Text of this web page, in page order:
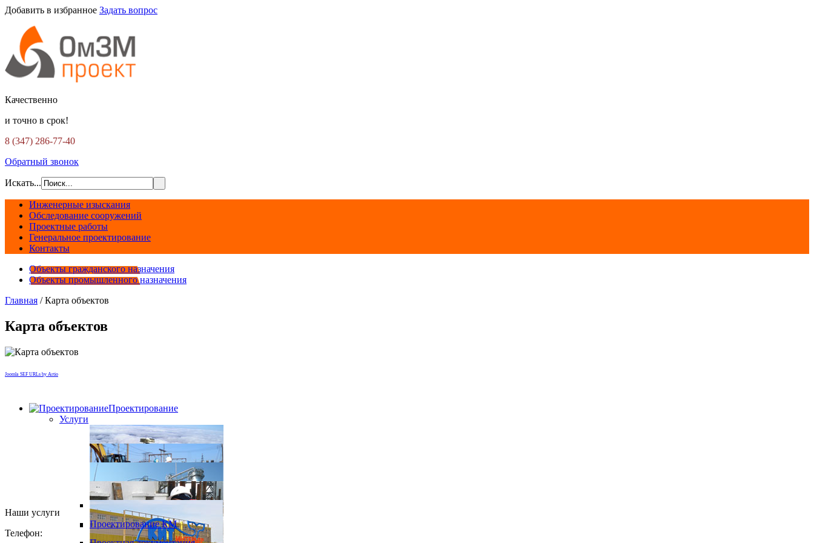
Добавить в избранное Задать вопрос
Качественно
и точно в срок!
8 (347) 286-77-40
Обратный звонок
Искать...
Инженерные изыскания
Обследование сооружений
Проектные работы
Генеральное проектирование
Контакты
Объекты гражданского назначения
Объекты промышленного назначения
Главная /Карта объектов
Карта объектов
Joomla SEF URLs by Artio
Проектирование
Услуги
Инженерные изыскания
Обследование зданий и
Проектирование КМ
Наши услуги
Телефон: